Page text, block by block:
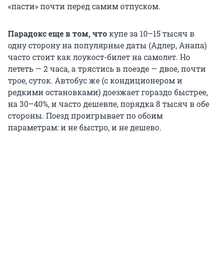
«пасти» почти перед самим отпуском.
Парадокс еще в том, чтокупе за 10–15 тысяч в
одну сторону на популярные даты (Адлер, Анапа)
часто стоит как лоукост-билет на самолет. Но
лететь — 2 часа, а трястись в поезде — двое, почти
трое, суток. Автобус же (с кондиционером и
редкими остановками) доезжает гораздо быстрее,
на 30–40%, и часто дешевле, порядка 8 тысяч в обе
стороны. Поезд проигрывает по обоим
параметрам: и не быстро, и не дешево.